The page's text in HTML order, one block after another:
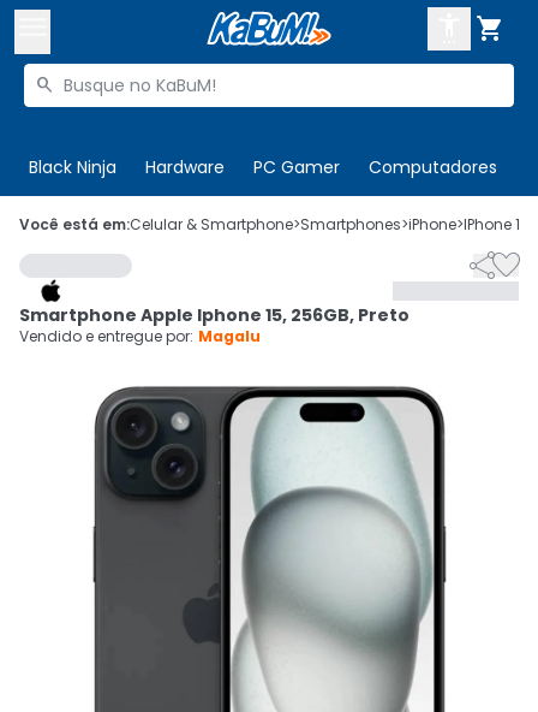

Buscar produtos

Black Ninja Hardware PC Gamer Computadores
 Olá. Acesse sua conta
 Departamentos
Cupons
Mais Vendidos
Ativar tradutor em libras
CADASTRE-SE
Você está em:Celular & Smartphone>Smartphones>iPhone>IPhone 15

Smartphone Apple Iphone 15, 256GB, Preto
Vendido e entregue por: Magalu